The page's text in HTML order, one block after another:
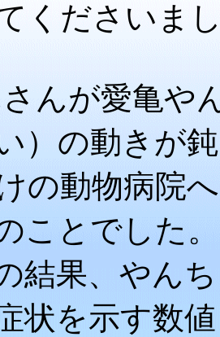
くださいま
んが愛亀や
）の動きが
の動物病院
ことでした。
結果、やん
状を示す数